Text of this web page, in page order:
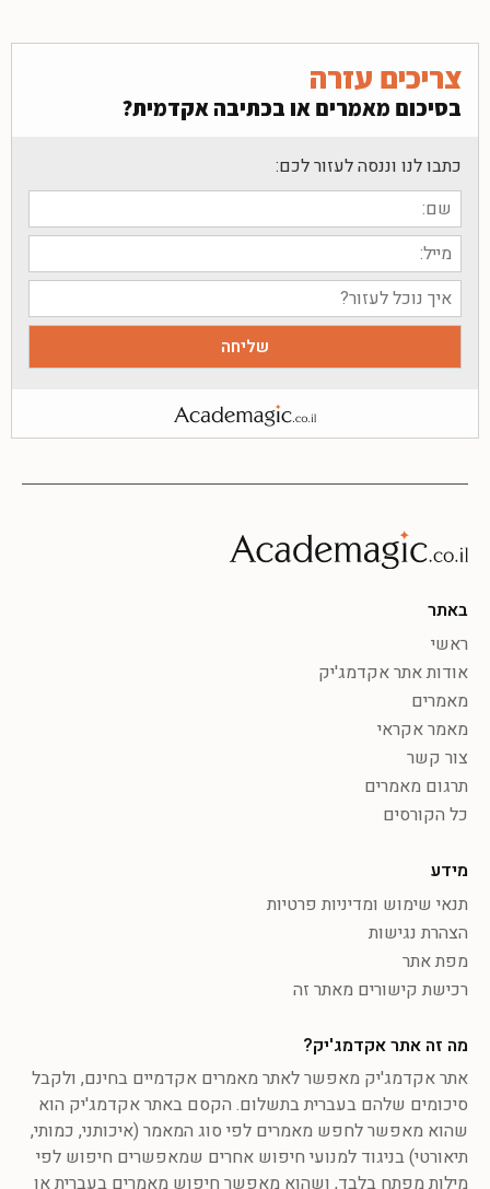
צריכים עזרה
בסיכום מאמרים או בכתיבה אקדמית?
כתבו לנו וננסה לעזור לכם:
באתר
ראשי
אודות אתר אקדמג'יק
מאמרים
מאמר אקראי
צור קשר
תרגום מאמרים
כל הקורסים
מידע
תנאי שימוש ומדיניות פרטיות
הצהרת נגישות
מפת אתר
רכישת קישורים מאתר זה
מה זה אתר אקדמג'יק?
אתר אקדמג'יק מאפשר לאתר מאמרים אקדמיים בחינם, ולקבל
סיכומים שלהם בעברית בתשלום. הקסם באתר אקדמג'יק הוא
שהוא מאפשר לחפש מאמרים לפי סוג המאמר (איכותני, כמותי,
תיאורטי) בניגוד למנועי חיפוש אחרים שמאפשרים חיפוש לפי
מילות מפתח בלבד, ושהוא מאפשר חיפוש מאמרים בעברית או